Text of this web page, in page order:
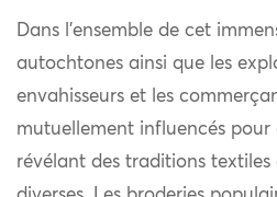
Dans l’ensemble de cet
autochtones ainsi que les
envahisseurs et les
mutuellement influencés pour
révélant des traditions textiles